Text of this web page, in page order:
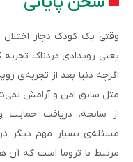
یعنی رویدادی دردناک
اگرچه دنیا بعد از تجربه‌ی
مثل سابق امن و آرامش
از سانحه، دریافت
مرتبط با تروما است که آن